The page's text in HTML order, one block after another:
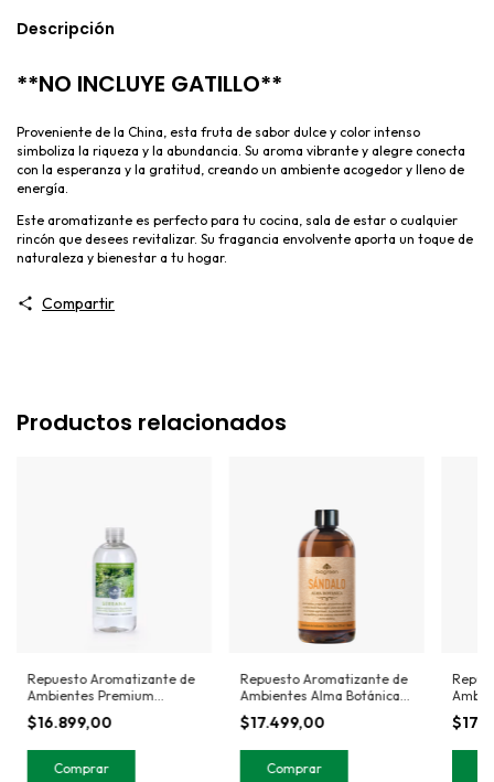
Descripción
**NO INCLUYE GATILLO**
Proveniente de la China, esta fruta de sabor dulce y color intenso
simboliza la riqueza y la abundancia. Su aroma vibrante y alegre conecta
con la esperanza y la gratitud, creando un ambiente acogedor y lleno de
energía.
Este aromatizante es perfecto para tu cocina, sala de estar o cualquier
rincón que desees revitalizar. Su fragancia envolvente aporta un toque de
naturaleza y bienestar a tu hogar.
Compartir
Productos relacionados
Repuesto Aromatizante de
Ambientes Premium
Serrana 330ml
$16.899,00
Repuesto Aromatizante de
Ambientes Alma Botánica
Sándalo 330 ml
$17.499,00